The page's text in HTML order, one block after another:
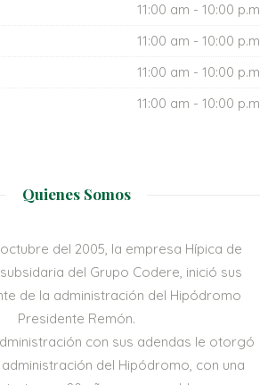
11:00 am - 10:00 p.m
11:00 am - 10:00 p.m
11:00 am - 10:00 p.m
11:00 am - 10:00 p.m
Quienes Somos
del 2005, la empresa Hípica de
subsidaria del Grupo Codere, inició sus
de la administración del Hipódromo
Presidente Remón.
con sus adendas le otorgó
del Hipódromo, con una